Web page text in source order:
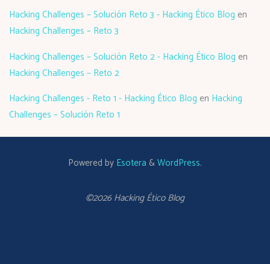
Hacking Challenges – Solución Reto 3 - Hacking Ético Blog en
Hacking Challenges – Reto 3
Hacking Challenges – Solución Reto 2 - Hacking Ético Blog en
Hacking Challenges – Reto 2
Hacking Challenges - Reto 1 - Hacking Ético Blog en Hacking
Challenges – Solución Reto 1
Powered by Esotera &WordPress.
©2026 Hacking Ético Blog